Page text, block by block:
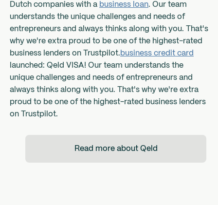
Dutch companies with a business loan. Our team
understands the unique challenges and needs of
entrepreneurs and always thinks along with you. That's
why we're extra proud to be one of the highest-rated
business lenders on Trustpilot. business credit card
launched: Qeld VISA! Our team understands the
unique challenges and needs of entrepreneurs and
always thinks along with you. That's why we're extra
proud to be one of the highest-rated business lenders
on Trustpilot.
Read more about Qeld